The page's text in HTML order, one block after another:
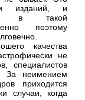
изданий, и
в такой
поэтому
качества
не
специалистов
За неимением
приходится
случаи, когда